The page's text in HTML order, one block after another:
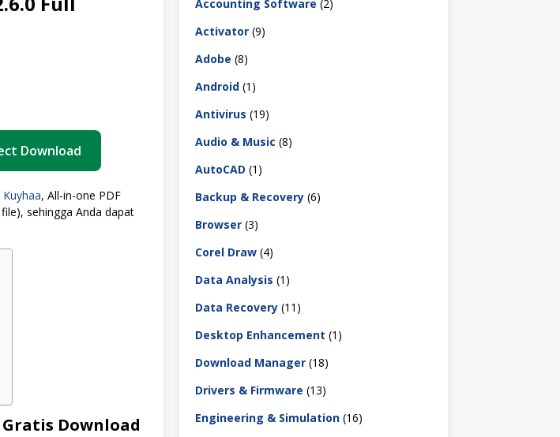
Download
Kuyhaa, All-in-one PDF
sehingga Anda dapat
Gratis Download
Accounting Software (2)
Activator (9)
Adobe (8)
Android (1)
Antivirus (19)
Audio & Music (8)
AutoCAD (1)
Backup & Recovery (6)
Browser (3)
Corel Draw (4)
Data Analysis (1)
Data Recovery (11)
Desktop Enhancement (1)
Download Manager (18)
Drivers & Firmware (13)
Engineering & Simulation (16)